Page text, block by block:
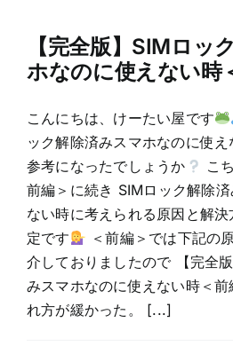
【完全版】SIMロッ
ホなのに使えない時
こんにちは、けーたい屋です
ック解除済みスマホなのに使
参考になったでしょうか
こ
前編＞に続き SIMロック解除
ない時に考えられる原因と解
定です
＜前編＞では下記の
介しておりましたので 【完全
みスマホなのに使えない時＜
れ方が緩かった。 [...]